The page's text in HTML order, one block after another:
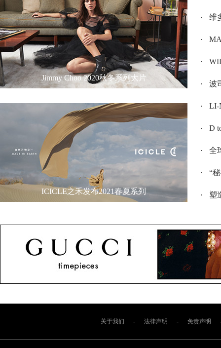
Jimmy Choo 2020秋冬系列大片
ICICLE之禾发布2021春夏系列
维
波
LI-
D
全
“
塑
关于我们 - 法律声明 - 免责声明